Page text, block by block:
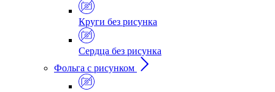
Круги без рисунка
Сердца без рисунка
Фольга с рисунком